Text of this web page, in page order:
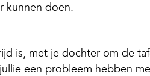
kunnen doen.
is, met je dochter om de
een probleem hebben